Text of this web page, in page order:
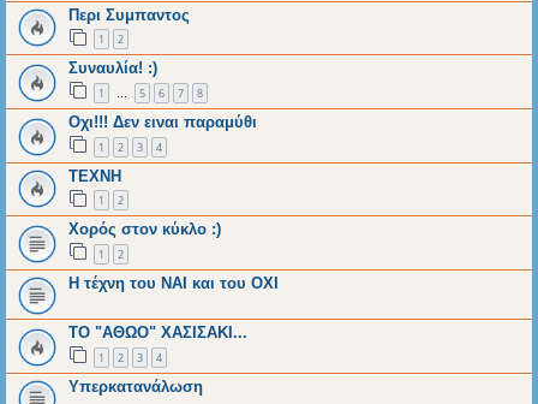
Περι Συμπαντος
1 2
Συναυλία! :)
1 … 5 6 7 8
Οχι!!! Δεν ειναι παραμύθι
1 2 3 4
ΤΕΧΝΗ
1 2
Χορός στον κύκλο :)
1 2
Η τέχνη του ΝΑΙ και του ΟΧΙ
ΤΟ "ΑΘΩΟ" ΧΑΣΙΣΑΚΙ...
1 2 3 4
Υπερκατανάλωση